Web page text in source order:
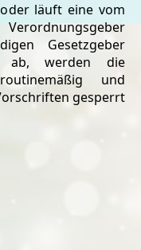
läuft eine vom
Gesetzgeber
ab, werden die
und
gesperrt